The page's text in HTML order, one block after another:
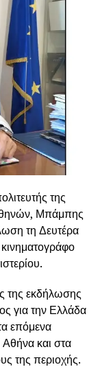
της
Μπάμπης
τη Δευτέρα
της εκδήλωσης
για την Ελλάδα
επόμενα
Αθήνα και στα
της περιοχής.